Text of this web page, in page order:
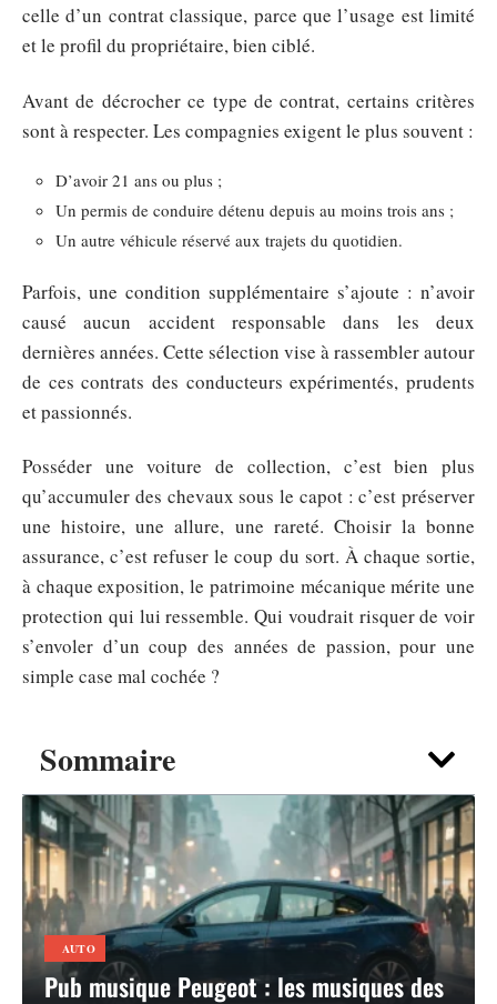
Sommaire
AUTO
Pub musique Peugeot : les musiques des
celle d’un contrat classique, parce que l’usage est limité
et le profil du propriétaire, bien ciblé.
Avant de décrocher ce type de contrat, certains critères
sont à respecter. Les compagnies exigent le plus souvent :
D’avoir 21 ans ou plus ;
Un permis de conduire détenu depuis au moins trois ans ;
Un autre véhicule réservé aux trajets du quotidien.
Parfois, une condition supplémentaire s’ajoute : n’avoir
causé aucun accident responsable dans les deux
dernières années. Cette sélection vise à rassembler autour
de ces contrats des conducteurs expérimentés, prudents
et passionnés.
Posséder une voiture de collection, c’est bien plus
qu’accumuler des chevaux sous le capot : c’est préserver
une histoire, une allure, une rareté. Choisir la bonne
assurance, c’est refuser le coup du sort. À chaque sortie,
à chaque exposition, le patrimoine mécanique mérite une
protection qui lui ressemble. Qui voudrait risquer de voir
s’envoler d’un coup des années de passion, pour une
simple case mal cochée ?